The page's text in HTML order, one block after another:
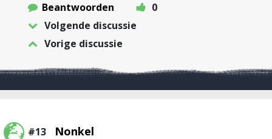
Beantwoorden
0
Volgende discussie
Vorige discussie
#13 Nonkel